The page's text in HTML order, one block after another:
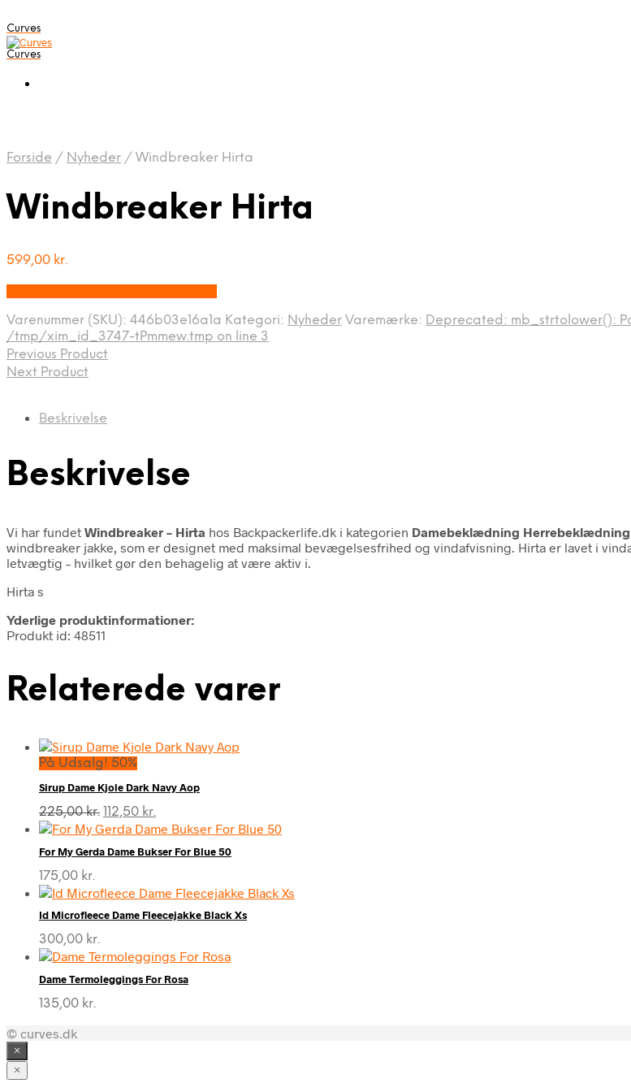
Curves
Curves
Forside / Nyheder / Windbreaker Hirta
Windbreaker Hirta
599,00 kr.
Varenummer (SKU): 446b03e16a1a Kategori: Nyheder Varemærke: Deprecated: mb_strtolower():
/tmp/xim_id_3747-tPmmew.tmp on line 3
Previous Product
Next Product
Beskrivelse
Beskrivelse
Vi har fundet Windbreaker – Hirta hos Backpackerlife.dk i kategorien Damebeklædning Herrebeklædning
windbreaker jakke, som er designet med maksimal bevægelsesfrihed og vindafvisning. Hirta er lavet i
letvægtig – hvilket gør den behagelig at være aktiv i.
Hirta s
Yderlige produktinformationer:
Produkt id: 48511
Relaterede varer
På Udsalg! 50%
Sirup Dame Kjole Dark Navy Aop
225,00kr. Den
oprindelige
var:
112,50 kr.
aktuelle
er:
For My Gerda Dame Bukser For Blue 50
175,00 kr.
Id Microfleece Dame Fleecejakke Black Xs
300,00 kr.
Dame Termoleggings For Rosa
135,00 kr.
© curves.dk
×
×